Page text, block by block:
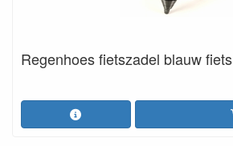
Regenhoes fietszadel blauw fiets